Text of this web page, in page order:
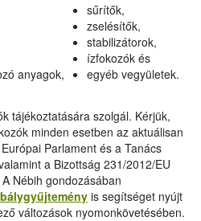
anyagok,
sűrítők,
zselésítők,
stabilizátorok,
ízfokozók és
egyéb vegyületek.
tájékoztatására szolgál. Kérjük,
minden esetben az aktuálisan
Parlament és a Tanács
a Bizottság 231/2012/EU
Nébih gondozásában
is segítséget nyújt
változások nyomonkövetésében.